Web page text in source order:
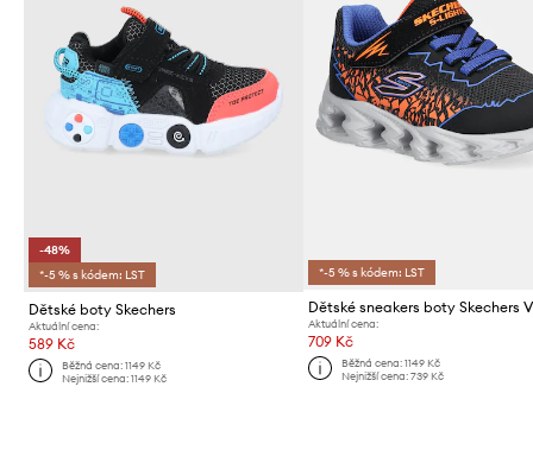
-48%
*-5 % s kódem: LST
Dětské boty Skechers
Aktuální cena:
589 Kč
Běžná cena:1149 Kč
Nejnižší cena:1149 Kč
*-5 % s kódem: LST
Aktuální cena:
709 Kč
Běžná cena: 1149 Kč
Nejnižší cena: 739 Kč